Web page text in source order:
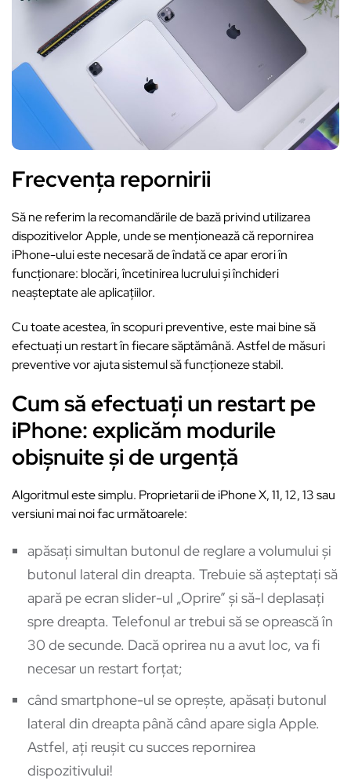
Frecvența repornirii
Să ne referim la recomandările de bază privind utilizarea
dispozitivelor Apple, unde se menționează că repornirea
iPhone-ului este necesară de îndată ce apar erori în
funcționare: blocări, încetinirea lucrului și închideri
neașteptate ale aplicațiilor.
Cu toate acestea, în scopuri preventive, este mai bine să
efectuați un restart în fiecare săptămână. Astfel de măsuri
preventive vor ajuta sistemul să funcționeze stabil.
Cum să efectuați un restart pe
iPhone: explicăm modurile
obișnuite și de urgență
Algoritmul este simplu. Proprietarii de iPhone X, 11, 12, 13 sau
versiuni mai noi fac următoarele:
apăsați simultan butonul de reglare a volumului și
butonul lateral din dreapta. Trebuie să așteptați să
apară pe ecran slider-ul „Oprire” și să-l deplasați
spre dreapta. Telefonul ar trebui să se oprească în
30 de secunde. Dacă oprirea nu a avut loc, va fi
necesar un restart forțat;
când smartphone-ul se oprește, apăsați butonul
lateral din dreapta până când apare sigla Apple.
Astfel, ați reușit cu succes repornirea
dispozitivului!